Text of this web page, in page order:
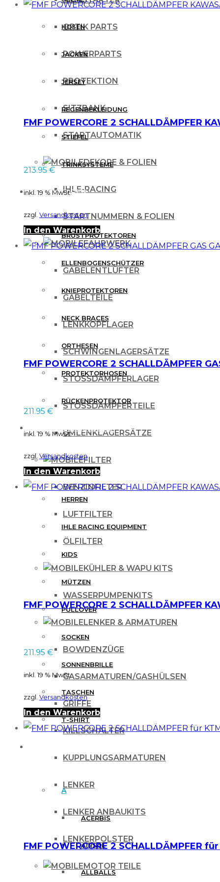
OPTIK PARTS
POWERPARTS
PROTEKTION
SITZBANK
STARTAUTOMATIK
DEKORE & FOLIEN
IHLE-RACING
STARTNUMMERN & FOLIEN
FAHRWERK
GABELENTLÜFTER
GABELTEILE
LENKKOPFLAGER
SCHWINGENLAGERSÄTZE
STOSSDÄMPFERLAGER
STOSSDÄMPFERTEILE
UMLENKLAGERSÄTZE
FILTER
BENZINFILTER
LUFTFILTER
ÖLFILTER
KÜHLER & WAPU KITS
WASSERPUMPENKITS
LENKER & ARMATUREN
BOWDENZÜGE
GASARMATUREN/GASHÜLSEN
GRIFFE
KILLSCHALTER
KUPPLUNGSARMATUREN
LENKER
LENKER ANBAUKITS
LENKERPOLSTER
MOTOR TEILE
HOSEN
JACKEN
JERSEY
REGENBEKLEIDUNG
STIEFEL
TRINKSYSTEME
PROTEKTOREN
BRUSTPROTEKTOREN
ELLENBOGENSCHÜTZER
KNIEPROTEKTOREN
NECK BRACES
ORTHESEN
PROTEKTORHOSEN
RÜCKENPROTEKTOR
FREIZEITBEKLEIDUNG
DAMEN
HERREN
IHLE RACING EQUIPMENT
KIDS
MÜTZEN
PULLOVER
SOCKEN
SONNENBRILLE
TASCHEN
T-SHIRT
A
ACERBIS
AIRSAL
ALLBALLS
FMF POWERCORE 2 SCHALLDÄMPFER
213.95 €
inkl. 19 % MwSt.
zzgl. Versandkosten
In den Warenkorb
FMF POWERCORE 2 SCHALLDÄMPFER
211.95 €
inkl. 19 % MwSt.
zzgl. Versandkosten
In den Warenkorb
FMF POWERCORE 2 SCHALLDÄMPFER
211.95 €
inkl. 19 % MwSt.
zzgl. Versandkosten
In den Warenkorb
FMF POWERCORE 2 SCHALLDÄMPFER